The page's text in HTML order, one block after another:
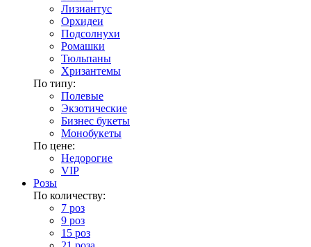
Лизиантус
Орхидеи
Подсолнухи
Ромашки
Тюльпаны
Хризантемы
По типу:
Полевые
Экзотические
Бизнес букеты
Монобукеты
По цене:
Недорогие
VIP
Розы
По количеству:
7 роз
9 роз
15 роз